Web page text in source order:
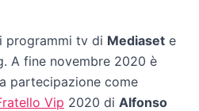
programmi tv di Mediaset e
A fine novembre 2020 è
partecipazione come
Vip 2020 di Alfonso